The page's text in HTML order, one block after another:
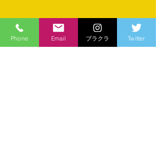
Phone Email ブラクラ Twitter